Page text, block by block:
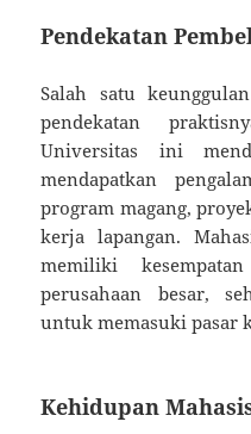
Pendekatan
Salah satu
pendekatan
Universitas ini
mendapatkan
program magang,
kerja lapangan.
memiliki
perusahaan besar,
untuk memasuki pasar
Kehidupan